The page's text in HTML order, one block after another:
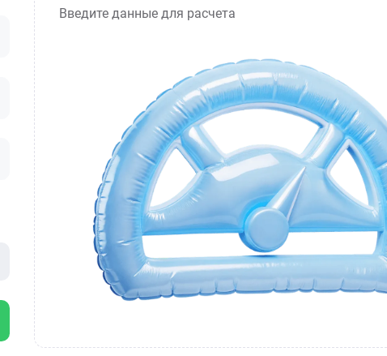
Введите данные для расчета